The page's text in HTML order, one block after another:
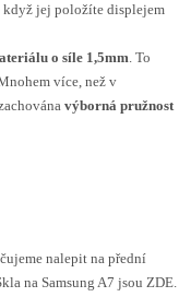
když jej položíte displejem
o síle 1,5mm. To
více, než v
výborná pružnost
nalepit na přední
na Samsung A7 jsou ZDE.